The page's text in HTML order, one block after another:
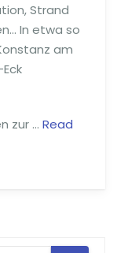
Strand
In etwa so
am
zur … Read